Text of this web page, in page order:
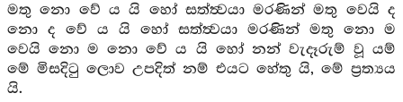
මතු නො වේ ය යි හෝ සත්ත්‍වයා මරණින් මතු වෙයි ද
නො ද වේ ය යි හෝ සත්ත්‍වයා මරණින් මතු නො ම
වෙයි නො ම නො වේ ය යි හෝ නන් වැදෑරුම් වූ යම්
මේ මිසදිටු ලොව උපදිත් නම් එයට හේතු යි, මේ ප්‍රත්‍යය
යි.